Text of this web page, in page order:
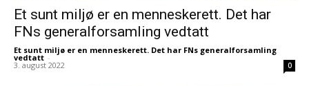
Et sunt miljø er en menneskerett. Det har
FNs generalforsamling vedtatt
Et sunt miljø er en menneskerett. Det har FNs generalforsamling
vedtatt -
3. august 2022 0